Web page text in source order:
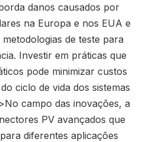
danos causados por
na Europa e nos EUA e
de teste para
Investir em práticas que
pode minimizar custos
ciclo de vida dos sistemas
campo das inovações, a
PV avançados que
diferentes aplicações